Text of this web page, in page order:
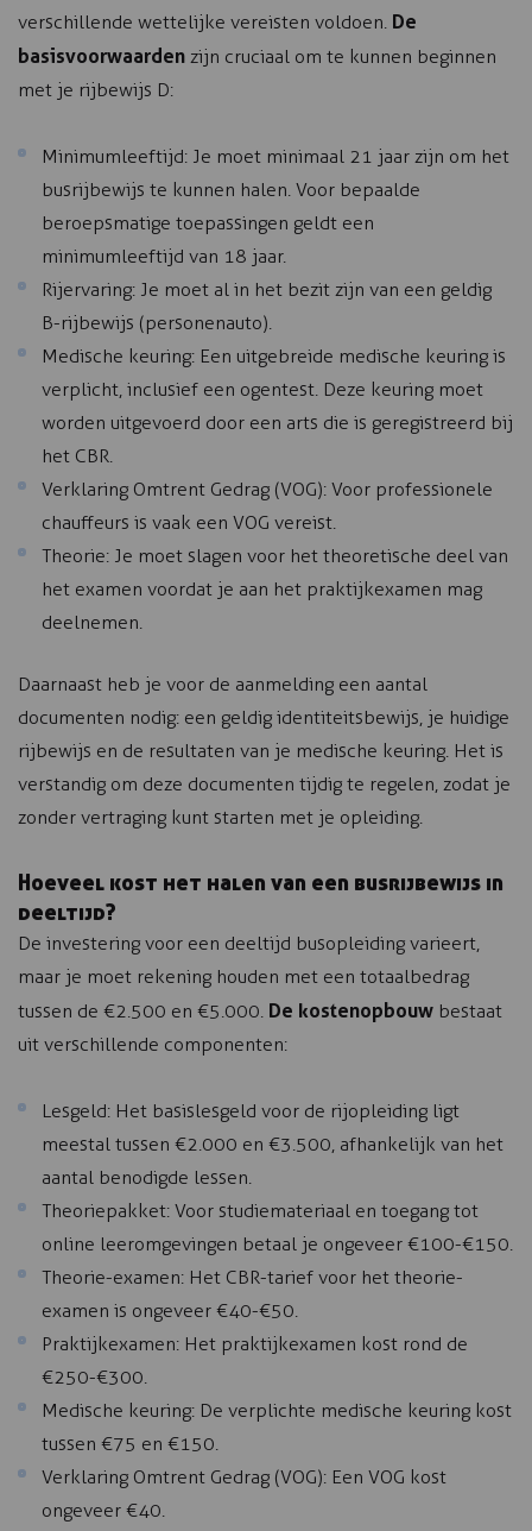
verschillende wettelijke vereisten voldoen. De
basisvoorwaarden zijn cruciaal om te kunnen beginnen
met je rijbewijs D:
Minimumleeftijd: Je moet minimaal 21 jaar zijn om het
busrijbewijs te kunnen halen. Voor bepaalde
beroepsmatige toepassingen geldt een
minimumleeftijd van 18 jaar.
Rijervaring: Je moet al in het bezit zijn van een geldig
B-rijbewijs (personenauto).
Medische keuring: Een uitgebreide medische keuring is
verplicht, inclusief een ogentest. Deze keuring moet
worden uitgevoerd door een arts die is geregistreerd bij
het CBR.
Verklaring Omtrent Gedrag (VOG): Voor professionele
chauffeurs is vaak een VOG vereist.
Theorie: Je moet slagen voor het theoretische deel van
het examen voordat je aan het praktijkexamen mag
deelnemen.
Daarnaast heb je voor de aanmelding een aantal
documenten nodig: een geldig identiteitsbewijs, je huidige
rijbewijs en de resultaten van je medische keuring. Het is
verstandig om deze documenten tijdig te regelen, zodat je
zonder vertraging kunt starten met je opleiding.
Hoeveel kost het halen van een busrijbewijs in
deeltijd?
De investering voor een deeltijd busopleiding varieert,
maar je moet rekening houden met een totaalbedrag
tussen de €2.500 en €5.000. De kostenopbouw bestaat
uit verschillende componenten:
Lesgeld: Het basislesgeld voor de rijopleiding ligt
meestal tussen €2.000 en €3.500, afhankelijk van het
aantal benodigde lessen.
Theoriepakket: Voor studiemateriaal en toegang tot
online leeromgevingen betaal je ongeveer €100-€150.
Theorie-examen: Het CBR-tarief voor het theorie-
examen is ongeveer €40-€50.
Praktijkexamen: Het praktijkexamen kost rond de
€250-€300.
Medische keuring: De verplichte medische keuring kost
tussen €75 en €150.
Verklaring Omtrent Gedrag (VOG): Een VOG kost
ongeveer €40.